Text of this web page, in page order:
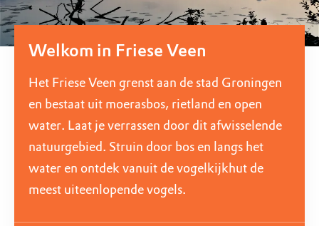
Welkom in Friese Veen
Het Friese Veen grenst aan de stad Groningen
en bestaat uit moerasbos, rietland en open
water. Laat je verrassen door dit afwisselende
natuurgebied. Struin door bos en langs het
water en ontdek vanuit de vogelkijkhut de
meest uiteenlopende vogels.